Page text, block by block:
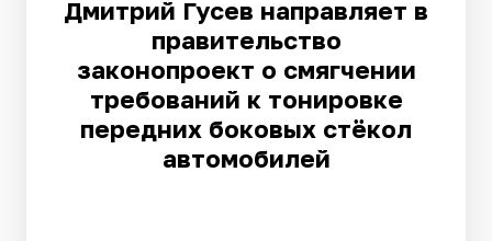
Дмитрий Гусев направляет в
правительство
законопроект о смягчении
требований к тонировке
передних боковых стёкол
автомобилей